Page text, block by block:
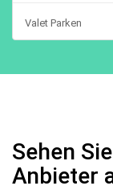
Valet Parken
Sehen
Anbieter